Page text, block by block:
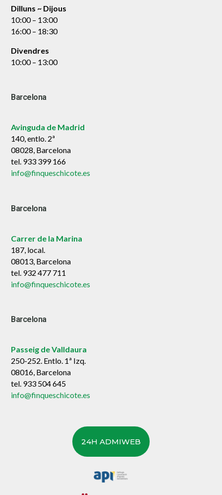
Dilluns ~ Dijous
10:00 – 13:00
16:00 – 18:30
Divendres
10:00 – 13:00
Barcelona
Avinguda de Madrid
140, entlo. 2ª
08028, Barcelona
tel. 933 399 166
info@finqueschicote.es
Barcelona
Carrer de la Marina
187, local.
08013, Barcelona
tel. 932 477 711
info@finqueschicote.es
Barcelona
Passeig de Valldaura
250-252. Entlo. 1ª Izq.
08016, Barcelona
tel. 933 504 645
info@finqueschicote.es
24H ADMIWEB